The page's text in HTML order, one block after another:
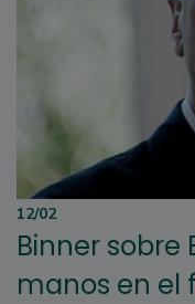
12/02
Binner sobre
manos en el